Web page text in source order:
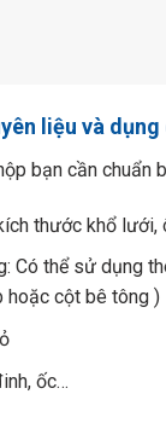
liệu và dụng
bạn cần chuẩn
thước khổ lưới,
Có thể sử dụng
hoặc cột bê tông )
ốc…